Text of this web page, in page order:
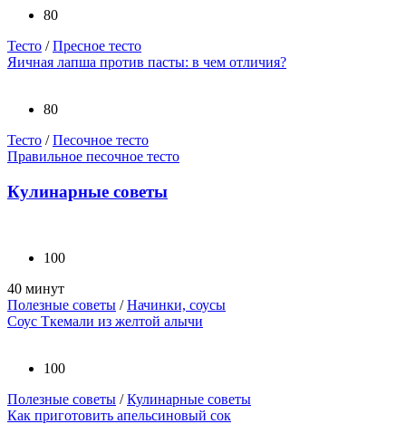
80
Тесто /Пресное тесто
Яичная лапша против пасты: в чем отличия?
80
Тесто /Песочное тесто
Правильное песочное тесто
Кулинарные советы
100
40 минут
Полезные советы /Начинки, соусы
Соус Ткемали из желтой алычи
100
Полезные советы /Кулинарные советы
Как приготовить апельсиновый сок